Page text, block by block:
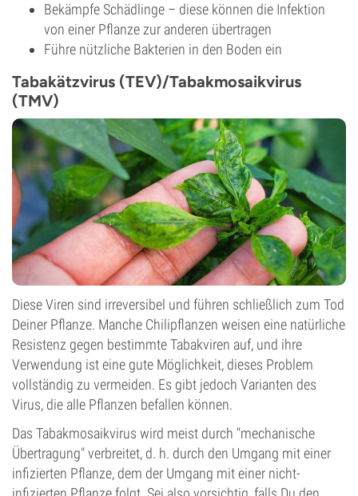
Bekämpfe Schädlinge – diese können die Infektion
von einer Pflanze zur anderen übertragen
Führe nützliche Bakterien in den Boden ein
Tabakätzvirus (TEV)/Tabakmosaikvirus
(TMV)
Diese Viren sind irreversibel und führen schließlich zum Tod
Deiner Pflanze. Manche Chilipflanzen weisen eine natürliche
Resistenz gegen bestimmte Tabakviren auf, und ihre
Verwendung ist eine gute Möglichkeit, dieses Problem
vollständig zu vermeiden. Es gibt jedoch Varianten des
Virus, die alle Pflanzen befallen können.
Das Tabakmosaikvirus wird meist durch "mechanische
Übertragung" verbreitet, d. h. durch den Umgang mit einer
infizierten Pflanze, dem der Umgang mit einer nicht-